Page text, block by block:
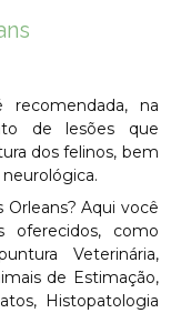
recomendada, na
de lesões que
dos felinos, bem
Orleans? Aqui você
oferecidos, como
Veterinária,
de Estimação,
Histopatologia